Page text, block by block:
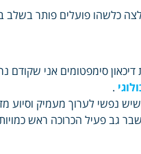
כלשהו פועלים פותר בשלב
דיכאון סימפטומים אני
.
נפשי לערוך מעמיק וסיוע
גב פעיל הכרוכה ראש